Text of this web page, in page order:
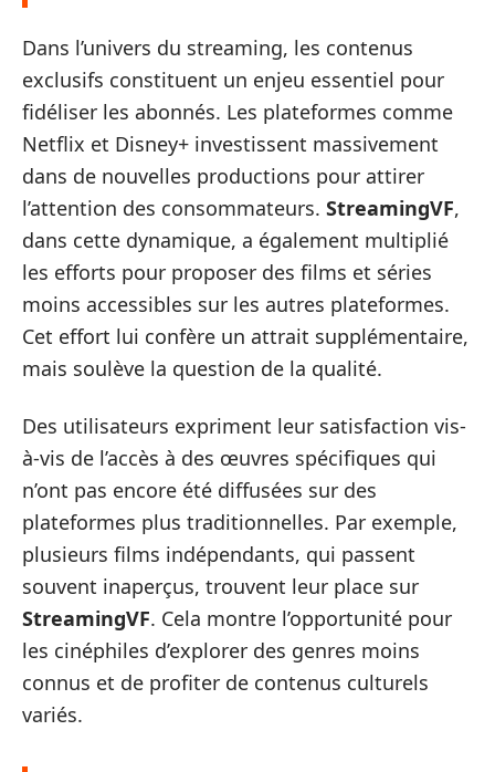
Dans l’univers du streaming, les contenus
exclusifs constituent un enjeu essentiel pour
fidéliser les abonnés. Les plateformes comme
Netflix et Disney+ investissent massivement
dans de nouvelles productions pour attirer
l’attention des consommateurs. StreamingVF,
dans cette dynamique, a également multiplié
les efforts pour proposer des films et séries
moins accessibles sur les autres plateformes.
Cet effort lui confère un attrait supplémentaire,
mais soulève la question de la qualité.
Des utilisateurs expriment leur satisfaction vis-
à-vis de l’accès à des œuvres spécifiques qui
n’ont pas encore été diffusées sur des
plateformes plus traditionnelles. Par exemple,
plusieurs films indépendants, qui passent
souvent inaperçus, trouvent leur place sur
StreamingVF. Cela montre l’opportunité pour
les cinéphiles d’explorer des genres moins
connus et de profiter de contenus culturels
variés.